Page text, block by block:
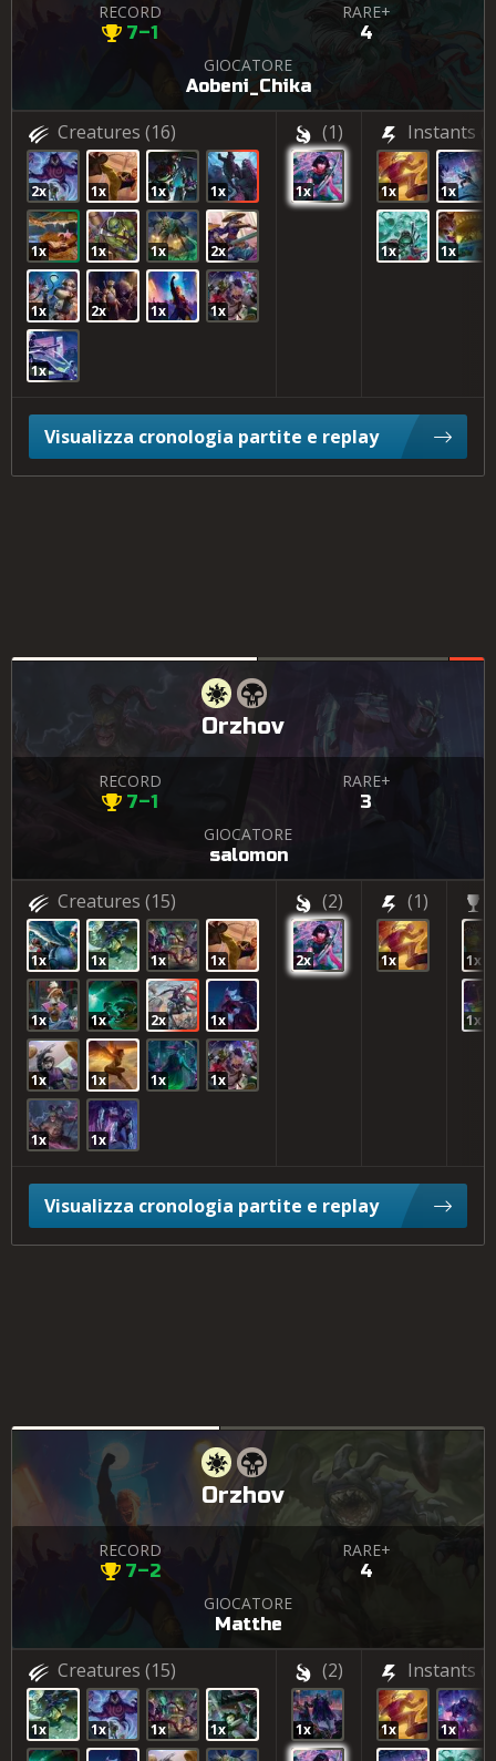
RECORD
7–1
RARE+
4
GIOCATORE
Aobeni_Chika
Creatures (16)
2x 1x 1x 1x
1x 1x 1x 2x
1x 2x 1x 1x
1x
(1)
1x
Instants
1x 1x
1x 1x
Visualizza cronologia partite e replay
Orzhov
RECORD
7–1
RARE+
3
GIOCATORE
salomon
Creatures (15)
1x 1x 1x 1x
1x 1x 2x 1x
1x 1x 1x 1x
1x 1x
(2)
2x
(1)
1x 1x
1x
Visualizza cronologia partite e replay
Orzhov
RECORD
7–2
RARE+
4
GIOCATORE
Matthe
Creatures (15)
1x 1x 1x 1x
(2)
1x
Instants
1x 1x